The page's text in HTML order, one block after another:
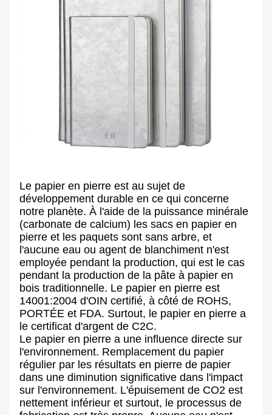
Le papier en pierre est au sujet de
développement durable en ce qui concerne
notre planète. À l'aide de la puissance minérale
(carbonate de calcium) les sacs en papier en
pierre et les paquets sont sans arbre, et
l'aucune eau ou agent de blanchiment n'est
employée pendant la production, qui est le cas
pendant la production de la pâte à papier en
bois traditionnelle. Le papier en pierre est
14001:2004 d'OIN certifié, à côté de ROHS,
PORTÉE et FDA. Surtout, le papier en pierre a
le certificat d'argent de C2C.
Le papier en pierre a une influence directe sur
l'environnement. Remplacement du papier
régulier par les résultats en pierre de papier
dans une diminution significative dans l'impact
sur l'environnement. L'épuisement de CO2 est
nettement inférieur et surtout, le processus de